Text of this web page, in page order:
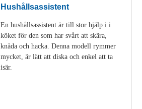
Hushållsassistent
En hushållsassistent är till stor hjälp i i
köket för den som har svårt att skära,
knåda och hacka. Denna modell rymmer
mycket, är lätt att diska och enkel att ta
isär.